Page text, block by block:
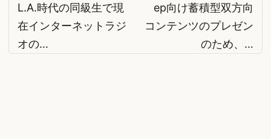
L.A.時代の同級生で現
在インターネットラジ
オの…
ep向け蓄積型双方向
コンテンツのプレゼン
のため、…